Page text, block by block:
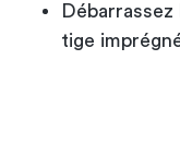
tige